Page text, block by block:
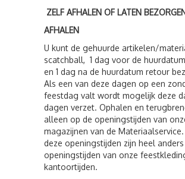
ZELF AFHALEN OF LATEN
AFHALEN
U kunt de gehuurde artikelen/
scatchball, 1 dag voor de
en 1 dag na de huurdatum retour
Als een van deze dagen op een
feestdag valt wordt mogelijk deze
dagen verzet. Ophalen en
alleen op de openingstijden van
magazijnen van de
deze openingstijden zijn heel
openingstijden van onze
kantoortijden.